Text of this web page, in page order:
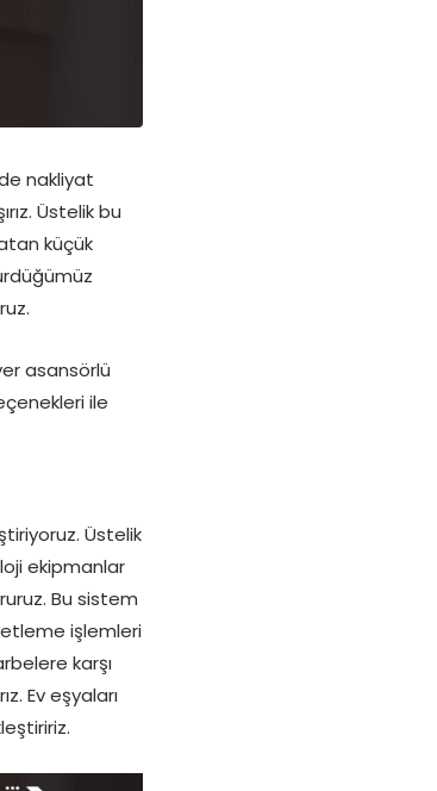
nakliyat
Üstelik bu
küçük
asansörlü
ile
Üstelik
ekipmanlar
Bu sistem
işlemleri
karşı
Ev eşyaları